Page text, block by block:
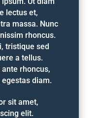
lectus et,
massa. Nunc
rhoncus.
tristique sed
a tellus.
rhoncus,
diam.
sit amet,
elit.